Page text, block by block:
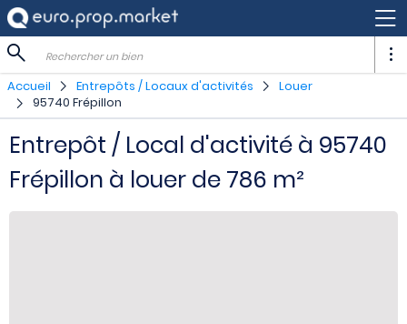
Rechercher un bien
Accueil Entrepôts / Locaux d'activités
Louer
95740 Frépillon
Entrepôt / Local d'activité à 95740
Frépillon à louer de 786 m²